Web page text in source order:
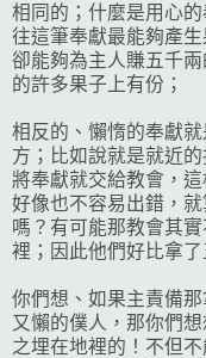
相同的；什麼是用心
往這筆奉獻最能夠產
卻能夠為主人賺五千
的許多果子上有份；
相反的、懶惰的奉獻
方；比如說就是就近
將奉獻就交給教會，
好像也不容易出錯，
嗎？有可能那教會其
裡；因此他們好比拿
你們想、如果主責備
又懶的僕人，那你們
之埋在地裡的！不但